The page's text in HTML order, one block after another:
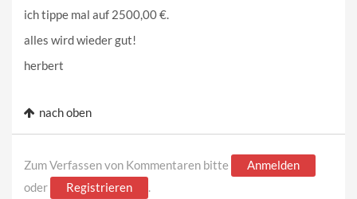
ich tippe mal auf 2500,00 €.
alles wird wieder gut!
herbert
nach oben
Zum Verfassen von Kommentaren bitte
Anmelden
oder
Registrieren .